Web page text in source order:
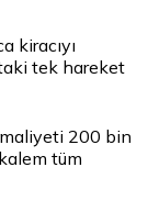
kiracıyı
tek hareket
200 bin
tüm